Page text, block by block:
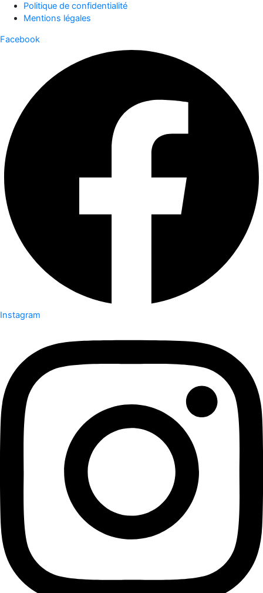
Politique de confidentialité
Mentions légales
Facebook
Instagram